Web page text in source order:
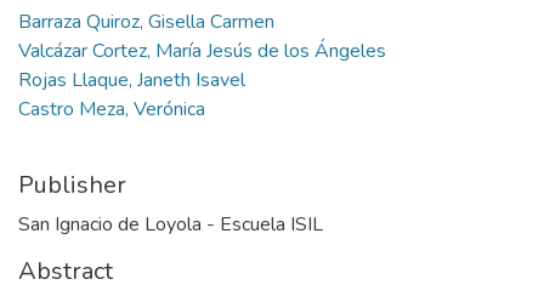
Barraza Quiroz, Gisella Carmen
Valcázar Cortez, María Jesús de los Ángeles
Rojas Llaque, Janeth Isavel
Castro Meza, Verónica
Publisher
San Ignacio de Loyola - Escuela ISIL
Abstract